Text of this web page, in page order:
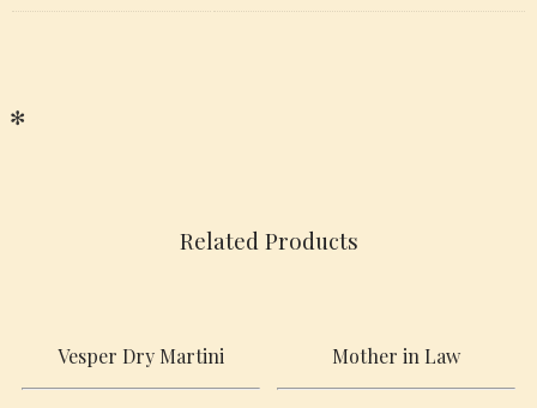
✻
Related Products
Vesper Dry Martini Mother in Law